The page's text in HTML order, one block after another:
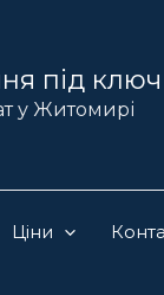
під ключ
у Житомирі
Ціни